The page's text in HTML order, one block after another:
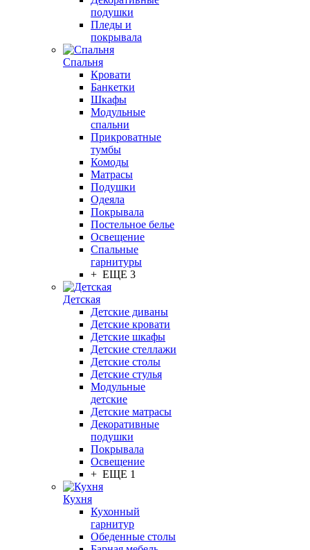
подушки
Пледы и
покрывала
Спальня
Кровати
Банкетки
Шкафы
Модульные
спальни
Прикроватные
тумбы
Комоды
Матрасы
Подушки
Одеяла
Покрывала
Постельное белье
Освещение
Спальные
гарнитуры
+ ЕЩЕ 3
Детская
Детские диваны
Детские кровати
Детские шкафы
Детские стеллажи
Детские столы
Детские стулья
Модульные
детские
Детские матрасы
Декоративные
подушки
Покрывала
Освещение
+ ЕЩЕ 1
Кухня
Кухонный
гарнитур
Обеденные столы